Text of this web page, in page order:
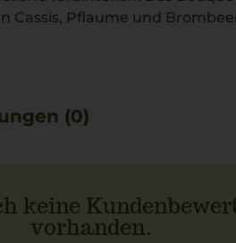
Cassis, Pflaume und
sich Aromen wie Muskat,
(0)
keine
vorhanden.